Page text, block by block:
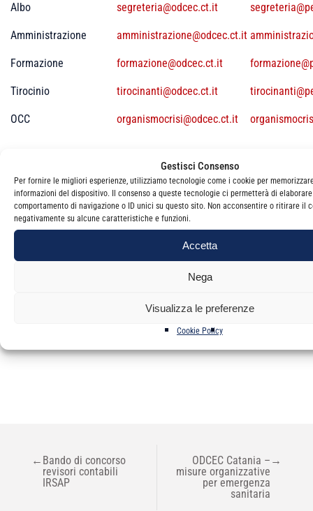
Gestisci Consenso
Per fornire le migliori esperienze, utilizziamo tecnologie come i cookie per
informazioni del dispositivo. Il consenso a queste tecnologie ci permetterà di
comportamento di navigazione o ID unici su questo sito. Non acconsentire o ritirare il
negativamente su alcune caratteristiche e funzioni.
Accetta
Nega
Visualizza le preferenze
Cookie Policy
Albo segreteria@odcec.ct.it
Amministrazione amministrazione@odcec.ct.it
Formazione formazione@odcec.ct.it
Tirocinio tirocinanti@odcec.ct.it
OCC organismocrisi@odcec.ct.it
Si ringrazia per la collaborazione.
Cordiali saluti.
Il Presidente
Giorgio Sangiorgio
NAVIGAZIONE
ARTICOLI
← Bando di concorso
revisori contabili
IRSAP
ODCEC Catania –
misure organizzative
per emergenza
sanitaria
→